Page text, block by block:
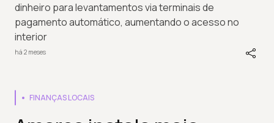
dinheiro para levantamentos via terminais de
pagamento automático, aumentando o acesso no
interior
há 2 meses
FINANÇAS LOCAIS